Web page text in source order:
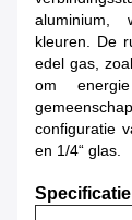
aluminium,
kleuren. De
edel gas,
om
configuratie
en 1/4“ glas.